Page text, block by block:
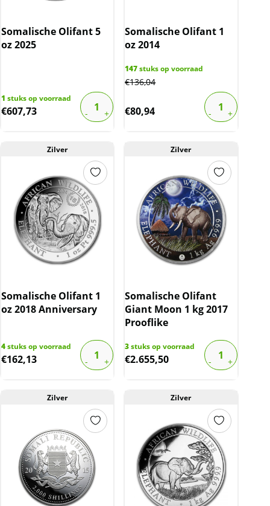
Somalische Olifant 5
oz 2025
1 stuks op voorraad
€607,73
Somalische Olifant 1
oz 2014
147stuks op voorraad
€136,04
€80,94
Zilver
Somalische Olifant 1
oz 2018 Anniversary
4stuks op voorraad
€162,13
Zilver
Somalische Olifant
Giant Moon 1 kg 2017
Prooflike
3stuks op voorraad
€2.655,50
Zilver Zilver